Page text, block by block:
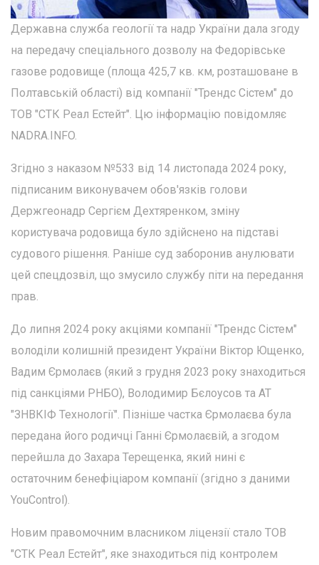
Державна служба геології та надр України дала згоду
на передачу спеціального дозволу на Федорівське
газове родовище (площа 425,7 кв. км, розташоване в
Полтавській області) від компанії "Трендс Сістем" до
ТОВ "СТК Реал Естейт". Цю інформацію повідомляє
NADRA.INFO.
Згідно з наказом №533 від 14 листопада 2024 року,
підписаним виконувачем обов'язків голови
Держгеонадр Сергієм Дехтяренком, зміну
користувача родовища було здійснено на підставі
судового рішення. Раніше суд заборонив анулювати
цей спецдозвіл, що змусило службу піти на передання
прав.
До липня 2024 року акціями компанії "Трендс Сістем"
володіли колишній президент України Віктор Ющенко,
Вадим Єрмолаєв (який з грудня 2023 року знаходиться
під санкціями РНБО), Володимир Бєлоусов та АТ
"ЗНВКІФ Технології". Пізніше частка Єрмолаєва була
передана його родичці Ганні Єрмолаєвій, а згодом
перейшла до Захара Терещенка, який нині є
остаточним бенефіціаром компанії (згідно з даними
YouControl).
Новим правомочним власником ліцензії стало ТОВ
"СТК Реал Естейт", яке знаходиться під контролем